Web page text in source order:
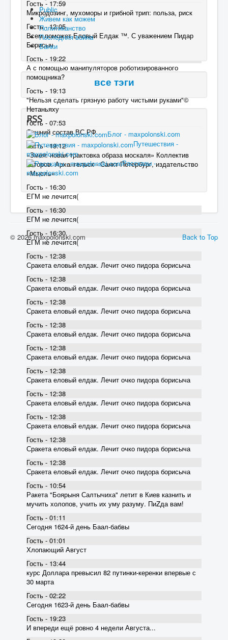
Гость - 17:59
Микродозинг, мухоморы и грибной трип: польза, риск
Гость - 12:05
Всем поможет Еловый Елдак ™. С уважением Пидар
Борисыч
Гость - 19:22
А с помощью манипуляторов роботизированного
помощника?
Гость - 19:13
"Нельзя сделать грязную работу чистыми руками"©
Нетаньяху
Гость - 07:53
Лишний состав ВС РФ .
Гость - 19:12
«Змея: новая трактовка образа москаля» Коллектив
авторов. Архангельск - Санкт-Петербург, издательство
«Мысль»
Гость - 16:30
ЕГМ не лечится(
Гость - 16:30
ЕГМ не лечится(
Гость - 16:30
ЕГМ не лечится(
Гость - 12:38
Сракета еловый елдак. Лечит очко пидора борисыча
Гость - 12:38
Сракета еловый елдак. Лечит очко пидора борисыча
Гость - 12:38
Сракета еловый елдак. Лечит очко пидора борисыча
Гость - 12:38
Сракета еловый елдак. Лечит очко пидора борисыча
Гость - 12:38
Сракета еловый елдак. Лечит очко пидора борисыча
Гость - 12:38
Сракета еловый елдак. Лечит очко пидора борисыча
Гость - 12:38
Сракета еловый елдак. Лечит очко пидора борисыча
Гость - 12:38
Сракета еловый елдак. Лечит очко пидора борисыча
Гость - 12:38
Сракета еловый елдак. Лечит очко пидора борисыча
Гость - 12:38
Сракета еловый елдак. Лечит очко пидора борисыча
Гость - 10:54
Ракета "Боярыня Салтычиха" летит в Киев казнить и
мучить холопов, учить их уму разуму. ПиZда вам!
Гость - 01:11
Сегодня 1624-й день Баал-бабвы
Гость - 01:01
Хлопающий Август
Гость - 13:44
курс Доллара превысил 82 пyтинки-керенки впервые с
30 марта
Гость - 02:22
Сегодня 1623-й день Баал-бабвы
Гость - 19:23
И впереди ещё ровно 4 недели Августа...
Public
Живем как можем
Политиканство
Последняя война
Банки
все тэги
RSS
Блог - maxpolonski.com
Путешествия -
maxpolonski.com
Рассказы -
maxpolonski.com
Back to Top
© 2026 maxpolonski.com